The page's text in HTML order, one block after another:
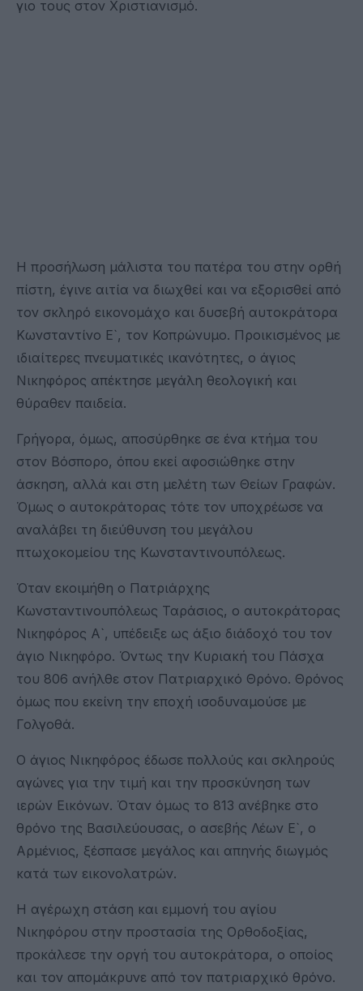
γιο τους στον Χριστιανισμό.
Η προσήλωση μάλιστα του πατέρα του στην ορθή
πίστη, έγινε αιτία να διωχθεί και να εξορισθεί από
τον σκληρό εικονομάχο και δυσεβή αυτοκράτορα
Κωνσταντίνο Ε`, τον Κοπρώνυμο. Προικισμένος με
ιδιαίτερες πνευματικές ικανότητες, ο άγιος
Νικηφόρος απέκτησε μεγάλη θεολογική και
θύραθεν παιδεία.
Γρήγορα, όμως, αποσύρθηκε σε ένα κτήμα του
στον Βόσπορο, όπου εκεί αφοσιώθηκε στην
άσκηση, αλλά και στη μελέτη των Θείων Γραφών.
Όμως ο αυτοκράτορας τότε τον υποχρέωσε να
αναλάβει τη διεύθυνση του μεγάλου
πτωχοκομείου της Κωνσταντινουπόλεως.
Όταν εκοιμήθη ο Πατριάρχης
Κωνσταντινουπόλεως Ταράσιος, ο αυτοκράτορας
Νικηφόρος Α`, υπέδειξε ως άξιο διάδοχό του τον
άγιο Νικηφόρο. Όντως την Κυριακή του Πάσχα
του 806 ανήλθε στον Πατριαρχικό Θρόνο. Θρόνος
όμως που εκείνη την εποχή ισοδυναμούσε με
Γολγοθά.
Ο άγιος Νικηφόρος έδωσε πολλούς και σκληρούς
αγώνες για την τιμή και την προσκύνηση των
ιερών Εικόνων. Όταν όμως το 813 ανέβηκε στο
θρόνο της Βασιλεύουσας, ο ασεβής Λέων Ε`, ο
Αρμένιος, ξέσπασε μεγάλος και απηνής διωγμός
κατά των εικονολατρών.
Η αγέρωχη στάση και εμμονή του αγίου
Νικηφόρου στην προστασία της Ορθοδοξίας,
προκάλεσε την οργή του αυτοκράτορα, ο οποίος
και τον απομάκρυνε από τον πατριαρχικό θρόνο.